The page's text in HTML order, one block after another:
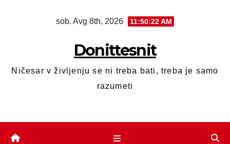
sob. Avg 8th, 2026 11:50:22 AM
Donittesnit
Ničesar v življenju se ni treba bati, treba je samo
razumeti